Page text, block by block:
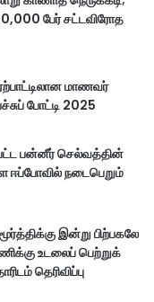
பேர் சட்டவிரோத
மாணவர்
போட்டி 2025
பன்னீர் செல்வத்தின்
ஈப்போவில் நடைபெறும்
இன்று பிற்பகலே
உடலைப் பெற்றுக்
தெரிவிப்பு